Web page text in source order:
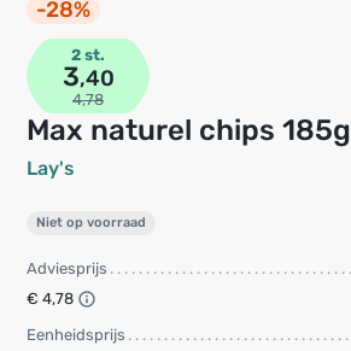
-28%
Max naturel chips 185g
Lay's
2 st.
3,40
4,78
Niet op voorraad
Adviesprijs
€ 4,78
Eenheidsprijs